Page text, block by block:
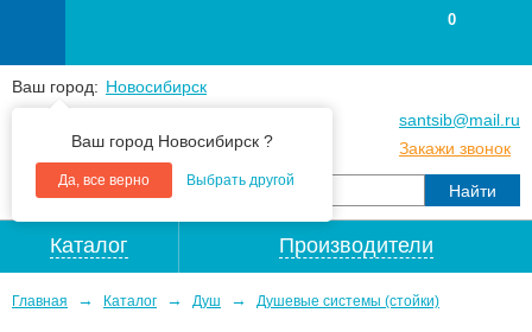
Ваш город: Новосибирск
Ваш город Новосибирск ?
Да, все верно Выбрать другой
+7(383) 213 79 30
santsib@mail.ru
Закажи звонок
0
Каталог Производители
Главная → Каталог → Душ → Душевые системы (стойки)